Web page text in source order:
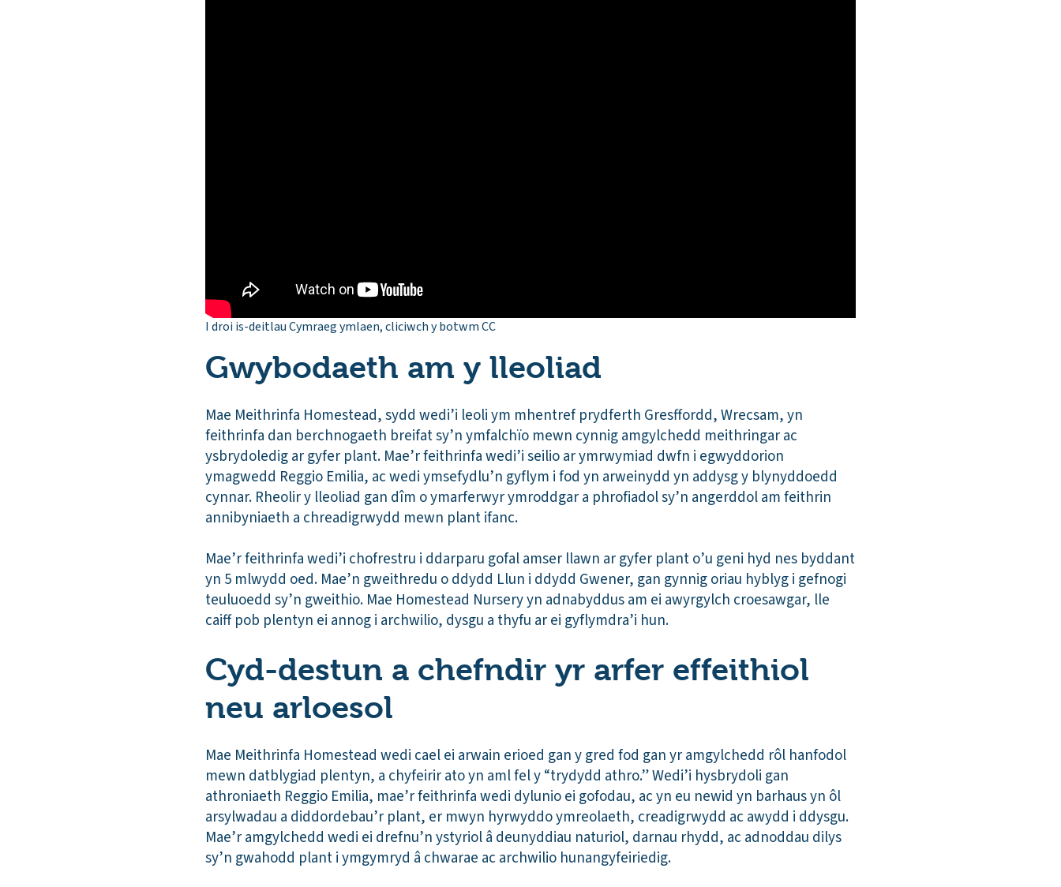
I droi is-deitlau Cymraeg ymlaen, cliciwch y botwm CC
Gwybodaeth am y lleoliad
Mae Meithrinfa Homestead, sydd wedi’i leoli ym mhentref prydferth Gresffordd, Wrecsam, yn
feithrinfa dan berchnogaeth breifat sy’n ymfalchïo mewn cynnig amgylchedd meithringar ac
ysbrydoledig ar gyfer plant. Mae’r feithrinfa wedi’i seilio ar ymrwymiad dwfn i egwyddorion
ymagwedd Reggio Emilia, ac wedi ymsefydlu’n gyflym i fod yn arweinydd yn addysg y blynyddoedd
cynnar. Rheolir y lleoliad gan dîm o ymarferwyr ymroddgar a phrofiadol sy’n angerddol am feithrin
annibyniaeth a chreadigrwydd mewn plant ifanc.
Mae’r feithrinfa wedi’i chofrestru i ddarparu gofal amser llawn ar gyfer plant o’u geni hyd nes byddant
yn 5 mlwydd oed. Mae’n gweithredu o ddydd Llun i ddydd Gwener, gan gynnig oriau hyblyg i gefnogi
teuluoedd sy’n gweithio. Mae Homestead Nursery yn adnabyddus am ei awyrgylch croesawgar, lle
caiff pob plentyn ei annog i archwilio, dysgu a thyfu ar ei gyflymdra’i hun.
Cyd-destun a chefndir yr arfer effeithiol
neu arloesol
Mae Meithrinfa Homestead wedi cael ei arwain erioed gan y gred fod gan yr amgylchedd rôl hanfodol
mewn datblygiad plentyn, a chyfeirir ato yn aml fel y “trydydd athro.” Wedi’i hysbrydoli gan
athroniaeth Reggio Emilia, mae’r feithrinfa wedi dylunio ei gofodau, ac yn eu newid yn barhaus yn ôl
arsylwadau a diddordebau’r plant, er mwyn hyrwyddo ymreolaeth, creadigrwydd ac awydd i ddysgu.
Mae’r amgylchedd wedi ei drefnu’n ystyriol â deunyddiau naturiol, darnau rhydd, ac adnoddau dilys
sy’n gwahodd plant i ymgymryd â chwarae ac archwilio hunangyfeiriedig.